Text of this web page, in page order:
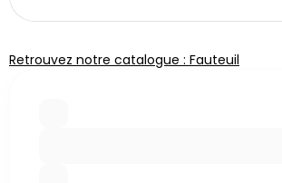
Retrouvez notre catalogue : Fauteuil